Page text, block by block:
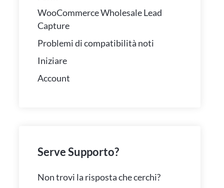
WooCommerce Wholesale Lead
Capture
Problemi di compatibilità noti
Iniziare
Account
Serve Supporto?
Non trovi la risposta che cerchi?